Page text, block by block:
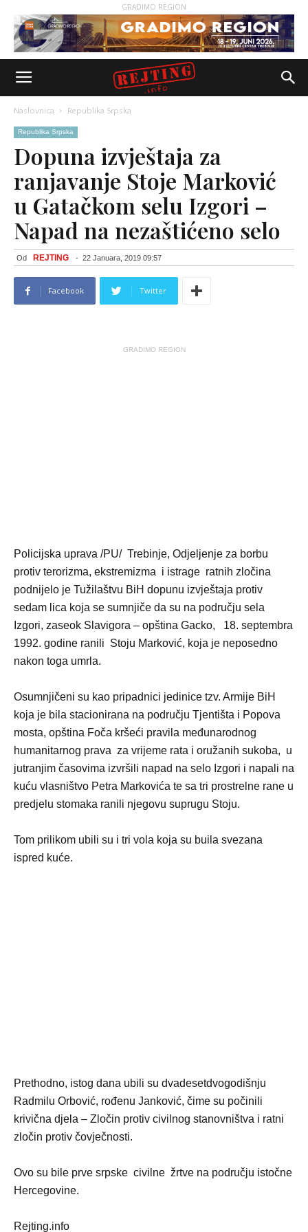
GRADIMO REGION
Naslovnica Republika Srpska
Republika Srpska
Dopuna izvještaja za
ranjavanje Stoje Marković
u Gatačkom selu Izgori –
Napad na nezaštićeno selo
Od REJTING - 22 Januara, 2019 09:57
Facebook Twitter
GRADIMO REGION
Policijska uprava /PU/ Trebinje, Odjeljenje za borbu
protiv terorizma, ekstremizma i istrage ratnih zločina
podnijelo je Tužilaštvu BiH dopunu izvještaja protiv
sedam lica koja se sumnjiče da su na području sela
Izgori, zaseok Slavigora – opština Gacko, 18. septembra
1992. godine ranili Stoju Marković, koja je neposedno
nakon toga umrla.
Osumnjičeni su kao pripadnici jedinice tzv. Armije BiH
koja je bila stacionirana na području Tjentišta i Popova
mosta, opština Foča kršeći pravila međunarodnog
humanitarnog prava za vrijeme rata i oružanih sukoba, u
jutranjim časovima izvršili napad na selo Izgori i napali na
kuću vlasništvo Petra Markovića te sa tri prostrelne rane u
predjelu stomaka ranili njegovu suprugu Stoju.
Tom prilikom ubili su i tri vola koja su buila svezana
ispred kuće.
Prethodno, istog dana ubili su dvadesetdvogodišnju
Radmilu Orbović, rođenu Janković, čime su počinili
krivična djela – Zločin protiv civilnog stanovništva i ratni
zločin protiv čovječnosti.
Ovo su bile prve srpske civilne žrtve na području istočne
Hercegovine.
Rejting.info